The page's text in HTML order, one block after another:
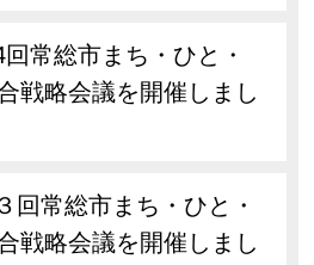
常総市まち・ひと・
戦略会議を開催しまし
回常総市まち・ひと・
戦略会議を開催しまし